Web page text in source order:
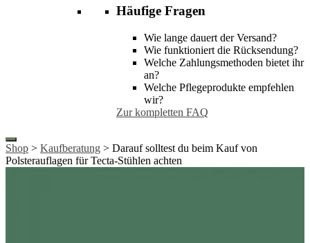
Häufige Fragen
Wie lange dauert der Versand?
Wie funktioniert die Rücksendung?
Welche Zahlungsmethoden bietet ihr
an?
Welche Pflegeprodukte empfehlen
wir?
Zur kompletten FAQ
Shop > Kaufberatung > Darauf solltest du beim Kauf von
Polsterauflagen für Tecta-Stühlen achten